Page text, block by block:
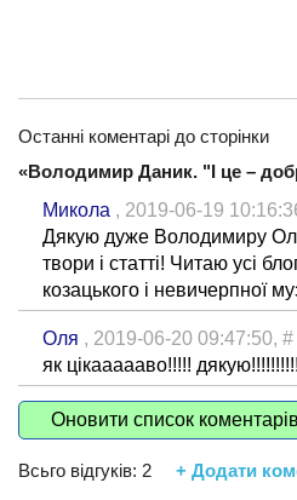
Останні коментарі до сторінки
«Володимир Даник. "І це –
Микола , 2019-06-19
Дякую дуже Володимиру
твори і статті! Читаю усі
козацького і невичерпної
Оля , 2019-06-20 09:47:50, #
як цікаааааво!!!!!
Оновити список коментарів
Всьго відгуків: 2 + Додати